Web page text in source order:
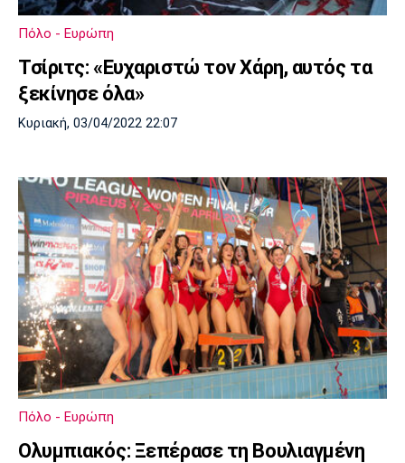
Πόλο - Ευρώπη
Τσίριτς: «Ευχαριστώ τον Χάρη, αυτός τα
ξεκίνησε όλα»
Κυριακή, 03/04/2022 22:07
Πόλο - Ευρώπη
Ολυμπιακός: Ξεπέρασε τη Βουλιαγμένη